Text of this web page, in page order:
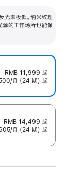
光率极低。纳米纹理
源的工作场所也能保
RMB 11,999 起
月 (24 期) 起
RMB 14,499 起
月 (24 期) 起